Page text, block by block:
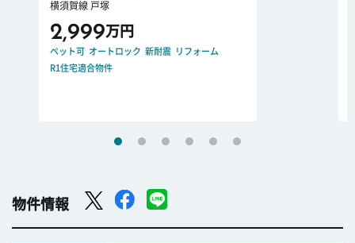
横須賀線 戸塚
2,999万円
ペット可 オートロック 新耐震
リフォーム
R1住宅適合物件
物件情報